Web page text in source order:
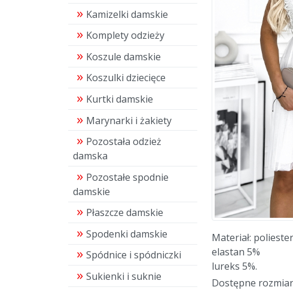
Kamizelki damskie
Komplety odzieży
Koszule damskie
Koszulki dziecięce
Kurtki damskie
Marynarki i żakiety
Pozostała odzież
damska
Pozostałe spodnie
damskie
Płaszcze damskie
Spodenki damskie
Spódnice i spódniczki
Sukienki i suknie
Materiał:
elastan 5%
lureks 5%.
Dostępne